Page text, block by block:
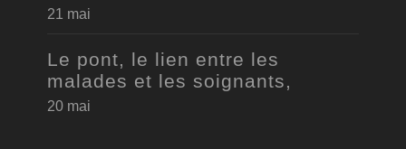
21 mai
Le pont, le lien entre les
malades et les soignants,
20 mai